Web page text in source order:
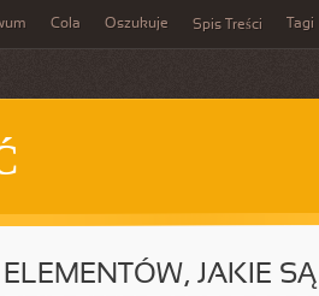
Cola Oszukuje Spis Treści Tagi
JAKIE SĄ